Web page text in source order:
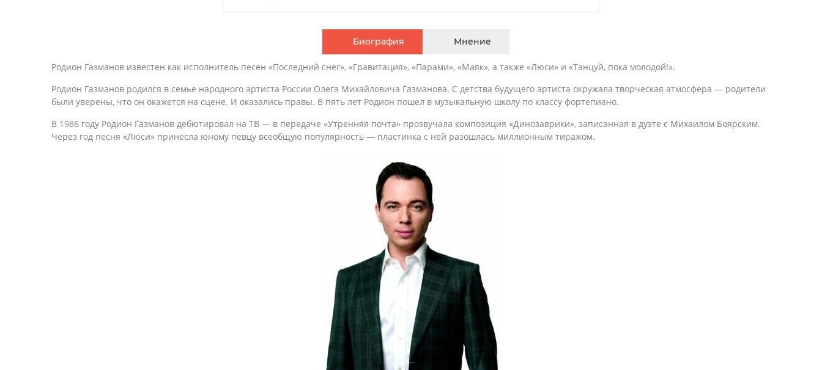
Биография Мнение
Родион Газманов известен как исполнитель песен «Последний снег», «Гравитация», «Парами», «Маяк», а также «Люси» и «Танцуй, пока молодой!».
Родион Газманов родился в семье народного артиста России Олега Михайловича Газманова. С детства будущего артиста окружала творческая атмосфера — родители
были уверены, что он окажется на сцене. И оказались правы. В пять лет Родион пошел в музыкальную школу по классу фортепиано.
В 1986 году Родион Газманов дебютировал на ТВ — в передаче «Утренняя почта» прозвучала композиция «Динозаврики», записанная в дуэте с Михаилом Боярским.
Через год песня «Люси» принесла юному певцу всеобщую популярность — пластинка с ней разошлась миллионным тиражом.